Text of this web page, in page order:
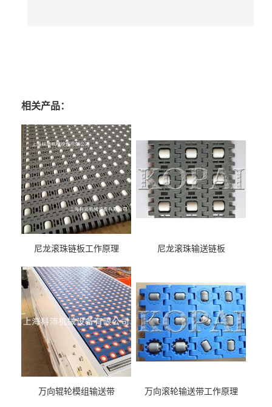
相关产品：
尼龙滚珠链板工作原理 尼龙滚珠输送链板
万向辊轮模组输送带 万向滚轮输送带工作原理